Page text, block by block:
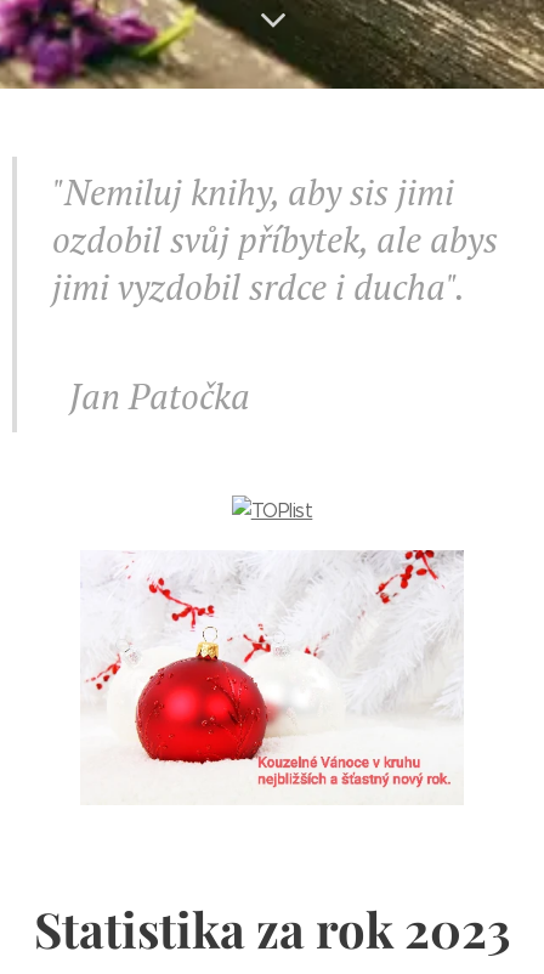
"Nemiluj knihy, aby sis jimi
ozdobil svůj příbytek, ale abys
jimi vyzdobil srdce i ducha".
Jan Patočka
Statistika za rok 2023